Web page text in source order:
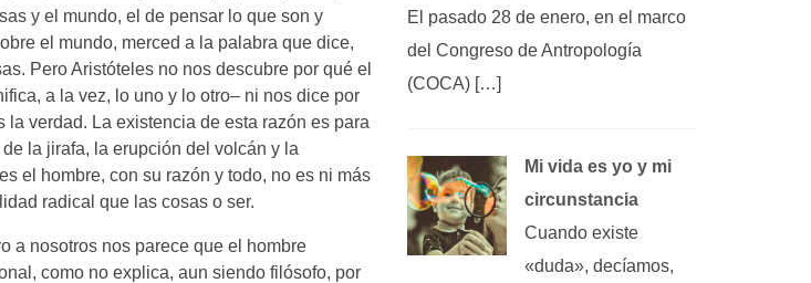
y el mundo, el de pensar lo que son y
el mundo, merced a la palabra que dice,
Pero Aristóteles no nos descubre por qué el
a la vez, lo uno y lo otro– ni nos dice por
verdad. La existencia de esta razón es para
la jirafa, la erupción del volcán y la
el hombre, con su razón y todo, no es ni más
radical que las cosas o ser.
a nosotros nos parece que el hombre
como no explica, aun siendo filósofo, por
El pasado 28 de enero, en el marco
del Congreso de Antropología
(COCA) […]
Mi vida es yo y mi
circunstancia
Cuando existe
«duda», decíamos,